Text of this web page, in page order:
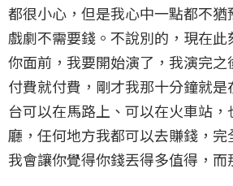
都很小心，但是我心中一點都不
戲劇不需要錢。不說別的，現在
你面前，我要開始演了，我演完
付費就付費，剛才我那十分鐘就
台可以在馬路上、可以在火車站
廳，任何地方我都可以去賺錢，完
我會讓你覺得你錢丟得多值得，而